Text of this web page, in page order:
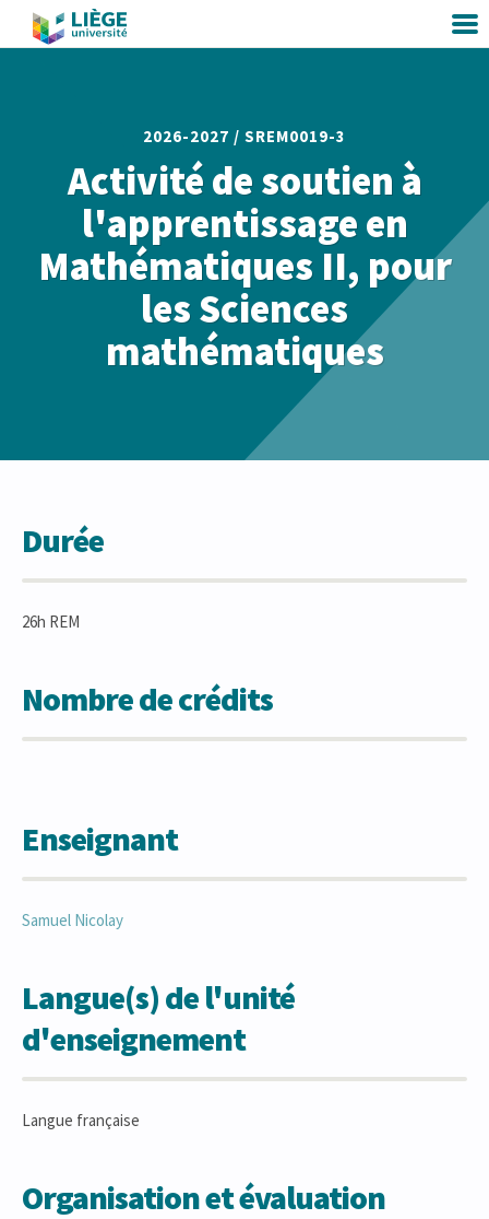
2026-2027 / SREM0019-3
Activité de soutien à
l'apprentissage en
Mathématiques II, pour
les Sciences
mathématiques
Durée
26h REM
Nombre de crédits
Enseignant
Samuel Nicolay
Langue(s) de l'unité
d'enseignement
Langue française
Organisation et évaluation